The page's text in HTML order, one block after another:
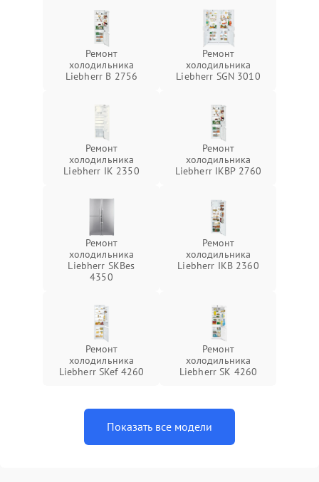
Ремонт
холодильника
Liebherr B 2756
Ремонт
холодильника
Liebherr SGN 3010
Ремонт
холодильника
Liebherr IK 2350
Ремонт
холодильника
Liebherr IKBP 2760
Ремонт
холодильника
Liebherr SKBes
4350
Ремонт
холодильника
Liebherr IKB 2360
Ремонт
холодильника
Liebherr SKef 4260
Ремонт
холодильника
Liebherr SK 4260
Показать все модели